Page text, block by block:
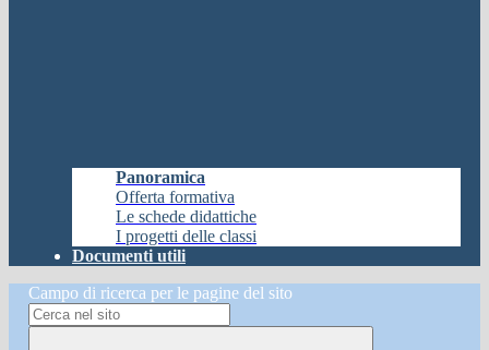
Panoramica
Offerta formativa
Le schede didattiche
I progetti delle classi
Documenti utili
Campo di ricerca per le pagine del sito